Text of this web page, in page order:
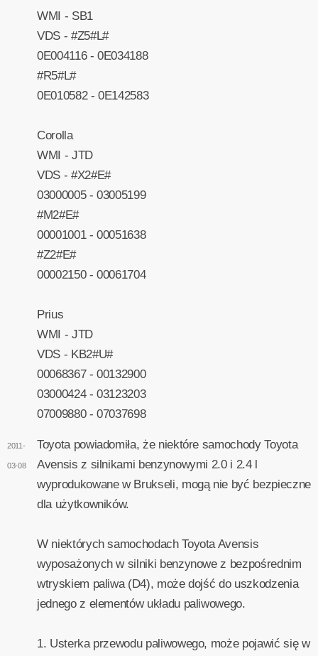
WMI - SB1
VDS - #Z5#L#
0E004116 - 0E034188
#R5#L#
0E010582 - 0E142583
Corolla
WMI - JTD
VDS - #X2#E#
03000005 - 03005199
#M2#E#
00001001 - 00051638
#Z2#E#
00002150 - 00061704
Prius
WMI - JTD
VDS - KB2#U#
00068367 - 00132900
03000424 - 03123203
07009880 - 07037698
2011-
03-08
Toyota powiadomiła, że niektóre samochody Toyota
Avensis z silnikami benzynowymi 2.0 i 2.4 l
wyprodukowane w Brukseli, mogą nie być bezpieczne
dla użytkowników.
W niektórych samochodach Toyota Avensis
wyposażonych w silniki benzynowe z bezpośrednim
wtryskiem paliwa (D4), może dojść do uszkodzenia
jednego z elementów układu paliwowego.
1. Usterka przewodu paliwowego, może pojawić się w